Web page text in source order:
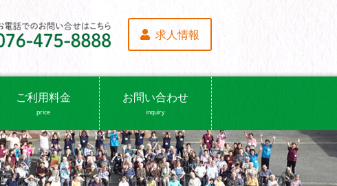
求人情報
ご利用料金
price
お問い合わせ
inquiry